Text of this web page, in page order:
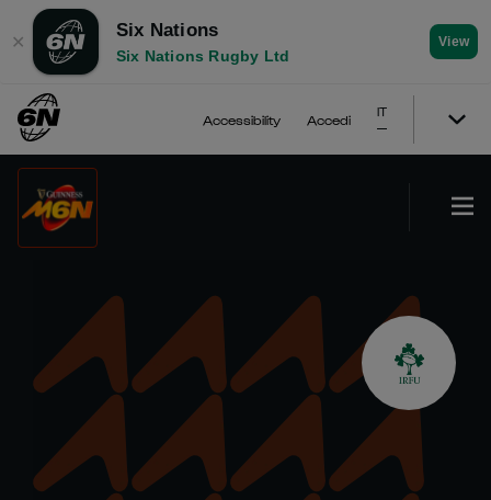
✕
Six Nations
Six Nations Rugby Ltd
View
Accessibility Accedi
IT